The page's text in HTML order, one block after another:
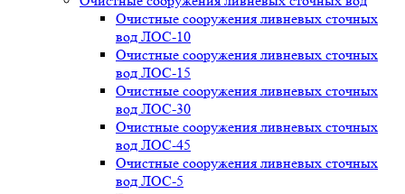
Очистные сооружения ливневых сточных
вод ЛОС-10
Очистные сооружения ливневых сточных
вод ЛОС-15
Очистные сооружения ливневых сточных
вод ЛОС-30
Очистные сооружения ливневых сточных
вод ЛОС-45
Очистные сооружения ливневых сточных
вод ЛОС-5